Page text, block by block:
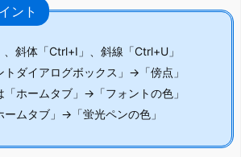
ント
斜体「Ctrl+I」、斜線「Ctrl+U」
トダイアログボックス」→「傍点」
「ホームタブ」→「フォントの色」
ームタブ」→「蛍光ペンの色」